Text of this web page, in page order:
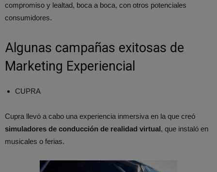
compromiso y lealtad, boca a boca, con otros potenciales
consumidores.
Algunas campañas exitosas de
Marketing Experiencial
CUPRA
Cupra llevó a cabo una experiencia inmersiva en la que creó
simuladores de conducción de realidad virtual, que instaló en
musicales o ferias.